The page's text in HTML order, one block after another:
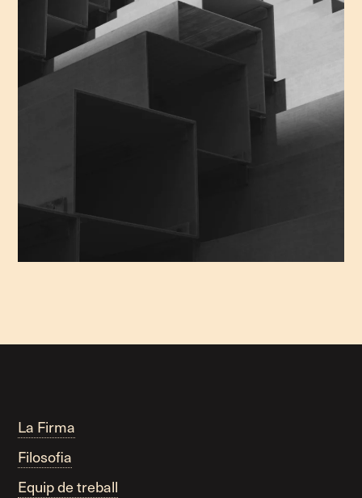
La Firma
Filosofia
Equip de treball